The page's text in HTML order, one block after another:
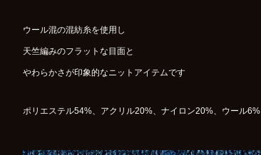
ウール混の混紡糸を使用し
天竺編みのフラットな目面と
やわらかさが印象的なニットアイテムです
ポリエステル54%、アクリル20%、ナイロン20%、ウール6%